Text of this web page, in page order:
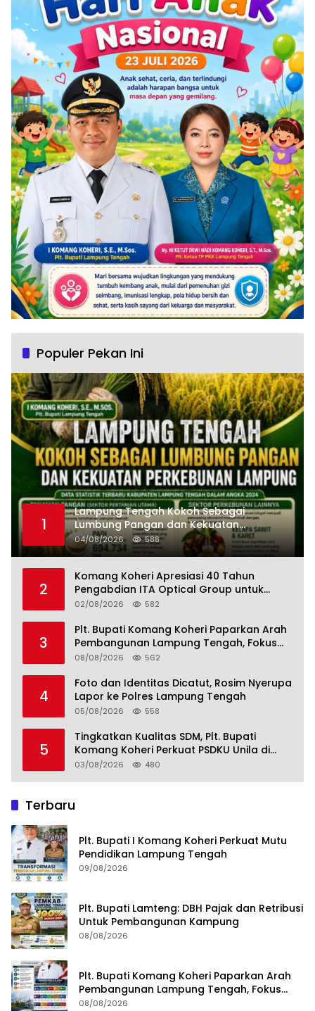
Populer Pekan Ini
1
Lampung Tengah Kokoh Sebagai
Lumbung Pangan dan Kekuatan
Perkebunan Lampung, Komang Koheri:
Kemandirian Pangan adalah Fondasi
04/08/2026 588
2
Komang Koheri Apresiasi 40 Tahun
Pengabdian ITA Optical Group untuk
Kesehatan Mata Masyarakat Lamteng
02/08/2026 582
3
Plt. Bupati Komang Koheri Paparkan Arah
Pembangunan Lampung Tengah, Fokus
pada SDM, Ekonomi, Infrastruktur dan
08/08/2026 562
4
Foto dan Identitas Dicatut, Rosim Nyerupa
Lapor ke Polres Lampung Tengah
05/08/2026 558
5
Tingkatkan Kualitas SDM, Plt. Bupati
Komang Koheri Perkuat PSDKU Unila di
Lampung Tengah
03/08/2026 480
Terbaru
Plt. Bupati I Komang Koheri Perkuat Mutu
Pendidikan Lampung Tengah
09/08/2026
Plt. Bupati Lamteng: DBH Pajak dan Retribusi
Untuk Pembangunan Kampung
08/08/2026
Plt. Bupati Komang Koheri Paparkan Arah
Pembangunan Lampung Tengah, Fokus
pada SDM, Ekonomi, Infrastruktur dan
08/08/2026